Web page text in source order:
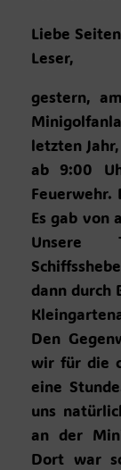
Liebe
Leser,
gestern, am
letzten
ab 9:00
Es gab von
Unsere
dann durch
Den
wir für die
eine
uns
an der
Dort war